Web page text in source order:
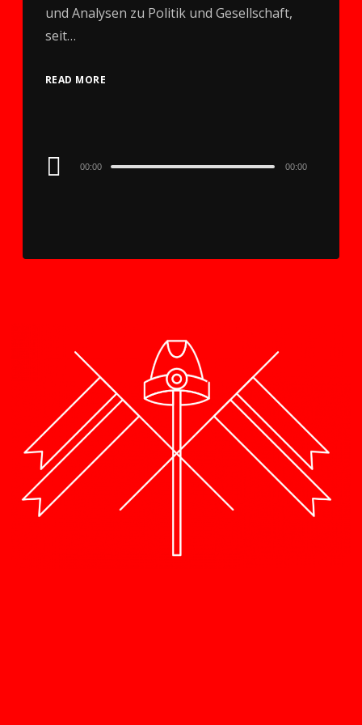
und Analysen zu Politik und Gesellschaft,
seit…
READ MORE
Audio
00:00 00:00